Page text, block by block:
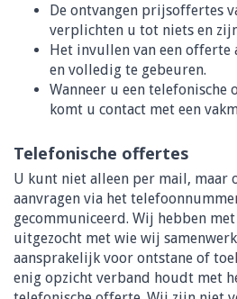
De ontvangen prijsoffertes
verplichten u tot niets en
Het invullen van een offerte
en volledig te gebeuren.
Wanneer u een telefonische
komt u contact met een
Telefonische offertes
U kunt niet alleen per mail, maar
aanvragen via het
gecommuniceerd. Wij hebben
uitgezocht met wie wij
aansprakelijk voor ontstane of
enig opzicht verband houdt met